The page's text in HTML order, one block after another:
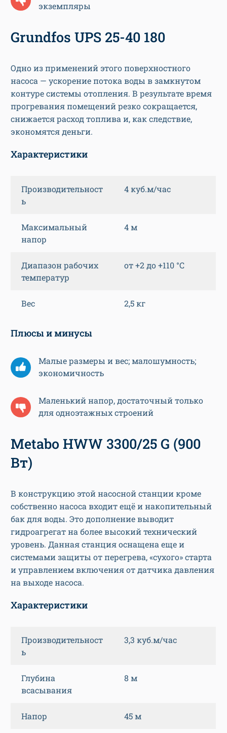
экземпляры
Grundfos UPS 25-40 180
Одно из применений этого поверхностного
насоса — ускорение потока воды в замкнутом
контуре системы отопления. В результате время
прогревания помещений резко сокращается,
снижается расход топлива и, как следствие,
экономятся деньги.
Характеристики
Производительност
ь
4 куб.м/час
Максимальный
напор
4 м
Диапазон рабочих
температур
от +2 до +110 °C
Вес 2,5 кг
Плюсы и минусы
Малые размеры и вес; малошумность;
экономичность
Маленький напор, достаточный только
для одноэтажных строений
Metabo HWW 3300/25 G (900
Вт)
В конструкцию этой насосной станции кроме
собственно насоса входит ещё и накопительный
бак для воды. Это дополнение выводит
гидроагрегат на более высокий технический
уровень. Данная станция оснащена еще и
системами защиты от перегрева, «сухого» старта
и управлением включения от датчика давления
на выходе насоса.
Характеристики
Производительност
ь
3,3 куб.м/час
Глубина
всасывания
8 м
Напор 45 м